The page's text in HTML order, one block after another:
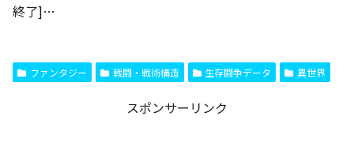
終了]…
ファンタジー 戦闘・戦術構造 生存闘争データ 異世界
スポンサーリンク